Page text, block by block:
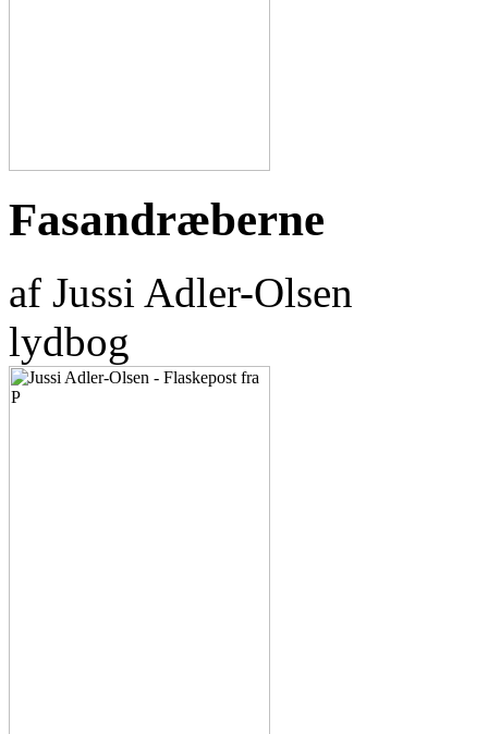
Fasandræberne
af Jussi Adler-Olsen
lydbog